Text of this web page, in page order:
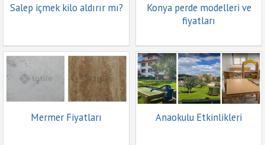
Salep içmek kilo aldırır mı?
Konya perde modelleri ve
fiyatları
Mermer Fiyatları Anaokulu Etkinlikleri